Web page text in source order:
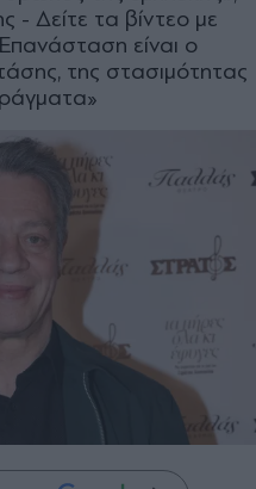
- Δείτε τα βίντεο με
είναι ο
της στασιμότητας